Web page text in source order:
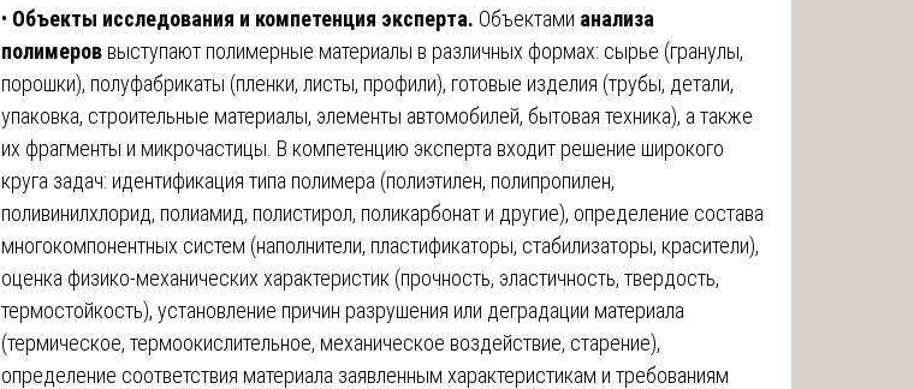
• Объекты исследования и компетенция эксперта. Объектами анализа
полимеров выступают полимерные материалы в различных формах: сырье (гранулы,
порошки), полуфабрикаты (пленки, листы, профили), готовые изделия (трубы, детали,
упаковка, строительные материалы, элементы автомобилей, бытовая техника), а также
их фрагменты и микрочастицы. В компетенцию эксперта входит решение широкого
круга задач: идентификация типа полимера (полиэтилен, полипропилен,
поливинилхлорид, полиамид, полистирол, поликарбонат и другие), определение состава
многокомпонентных систем (наполнители, пластификаторы, стабилизаторы, красители),
оценка физико-механических характеристик (прочность, эластичность, твердость,
термостойкость), установление причин разрушения или деградации материала
(термическое, термоокислительное, механическое воздействие, старение),
определение соответствия материала заявленным характеристикам и требованиям